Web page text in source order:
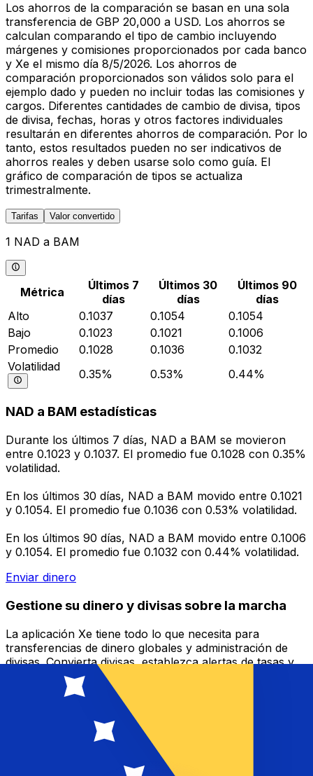
Los ahorros de la comparación se basan en una sola
transferencia de GBP 20,000 a USD. Los ahorros se
calculan comparando el tipo de cambio incluyendo
márgenes y comisiones proporcionados por cada banco
y Xe el mismo día 8/5/2026. Los ahorros de
comparación proporcionados son válidos solo para el
ejemplo dado y pueden no incluir todas las comisiones y
cargos. Diferentes cantidades de cambio de divisa, tipos
de divisa, fechas, horas y otros factores individuales
resultarán en diferentes ahorros de comparación. Por lo
tanto, estos resultados pueden no ser indicativos de
ahorros reales y deben usarse solo como guía. El
gráfico de comparación de tipos se actualiza
trimestralmente.
Tarifas Valor convertido
1 NAD a BAM
Métrica
Últimos 7
días
Últimos 30
días
Últimos 90
días
Alto
0.1037 0.1054
0.1054
Bajo
0.1023 0.1021
0.1006
Promedio
0.1028 0.1036
0.1032
Volatilidad
0.35% 0.53% 0.44%
NAD a BAM estadísticas
Durante los últimos 7 días, NAD a BAM se movieron
entre 0.1023 y 0.1037. El promedio fue 0.1028 con 0.35%
volatilidad.
En los últimos 30 días, NAD a BAM movido entre 0.1021
y 0.1054. El promedio fue 0.1036 con 0.53% volatilidad.
En los últimos 90 días, NAD a BAM movido entre 0.1006
y 0.1054. El promedio fue 0.1032 con 0.44% volatilidad.
Enviar dinero
Gestione su dinero y divisas sobre la marcha
La aplicación Xe tiene todo lo que necesita para
transferencias de dinero globales y administración de
divisas. Convierta divisas, establezca alertas de tasas y
transfiera dinero al extranjero sin cargos ocultos.
¡Descárgalo hoy!